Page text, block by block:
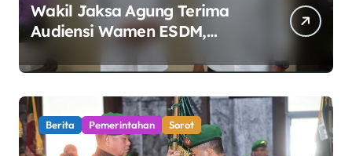
Wakil Jaksa Agung Terima
Audiensi Wamen ESDM,
Perkuat Sinergi Kawal Tata
Kelola Sektor Energi
Berita Pemerintahan Sorot